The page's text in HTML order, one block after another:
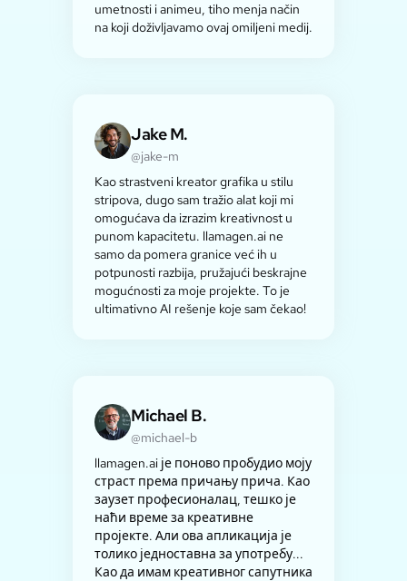
umetnosti i animeu, tiho menja način
na koji doživljavamo ovaj omiljeni medij.
Jake M.
@jake-m
Kao strastveni kreator grafika u stilu
stripova, dugo sam tražio alat koji mi
omogućava da izrazim kreativnost u
punom kapacitetu. llamagen.ai ne
samo da pomera granice već ih u
potpunosti razbija, pružajući beskrajne
mogućnosti za moje projekte. To je
ultimativno AI rešenje koje sam čekao!
Michael B.
@michael-b
llamagen.ai је поново пробудио моју
страст према причању прича. Као
заузет професионалац, тешко је
наћи време за креативне
пројекте. Али ова апликација је
толико једноставна за употребу...
Као да имам креативног сапутника